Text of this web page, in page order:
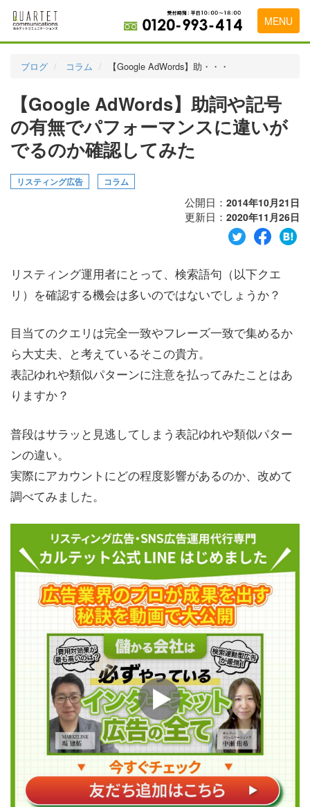
MENU
実績・お客様の声
初めて導入をお考えの方
お問い合わせ
ブログ コラム 【Google AdWords】助・・・
【Google AdWords】助詞や記号
の有無でパフォーマンスに違いが
でるのか確認してみた
リスティング広告 コラム
公開日： 2014年10月21日
更新日： 2020年11月26日
リスティング運用者にとって、検索語句（以下クエ
リ）を確認する機会は多いのではないでしょうか？
目当てのクエリは完全一致やフレーズ一致で集めるか
ら大丈夫、と考えているそこの貴方。
表記ゆれや類似パターンに注意を払ってみたことはあ
りますか？
普段はサラッと見逃してしまう表記ゆれや類似パター
ンの違い。
実際にアカウントにどの程度影響があるのか、改めて
調べてみました。